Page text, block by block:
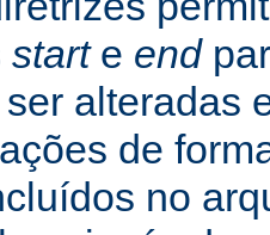
starte end
alteradas
de
no